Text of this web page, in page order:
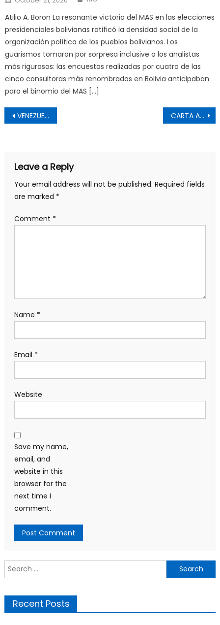
on
Atilio A. Boron La resonante victoria del MAS en las elecciones
presidenciales bolivianas ratificó la densidad social de la
organización política de los pueblos bolivianos. Los
guarismos tomaron por sorpresa inclusive a los analistas
más rigurosos: las encuestas realizadas por cuatro de las
cinco consultoras más renombradas en Bolivia anticipaban
para el binomio del MAS […]
Post
navigation
VENEZUELA Y LAS CONFESIONES PREMIABLES DEL COMANDO SUR Y DEPARTAMENTO DE ESTADO USA CARTA ABIERTA DEL MOVIMIENTO CAAMAÑISTA-MC A LA VENEZUELA BOLIVARIANA
Leave a Reply
Your email address will not be published. Required fields
are marked *
Comment *
Name *
Email *
Website
Save my name,
email, and
website in this
browser for the
next time I
comment.
Search
for:
Recent Posts